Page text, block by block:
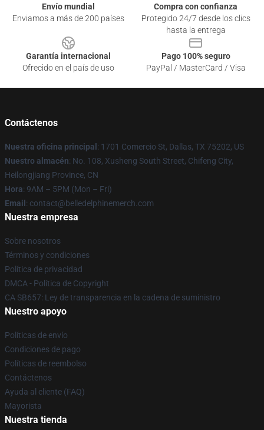
Envío mundial
Enviamos a más de 200 países
Compra con confianza
Protegido 24/7 desde los clics
hasta la entrega
Garantía internacional
Ofrecido en el país de uso
Pago 100% seguro
PayPal / MasterCard / Visa
Contáctenos
Nuestra oficina principal : 1701 Comercio St, Dallas, TX 75202, US
Nuestro almacén: No. 108, Xusheng South Street, Chifeng City,
Heilongjiang Province, CN
Hora: 9AM – 5PM (Mon – Fri)
Email : contact@belledelphinemerch.com
Nuestra empresa
Sobre nosotros
Términos y condiciones
Política de privacidad
DMCA - Política de Copyright
CA SB657: Ley de transparencia en la cadena de suministro
Nuestro apoyo
Políticas de envío
Condiciones de pago
Políticas de reembolso
Contáctenos
Ayuda al cliente (FAQ)
Mayorista
Nuestra tienda